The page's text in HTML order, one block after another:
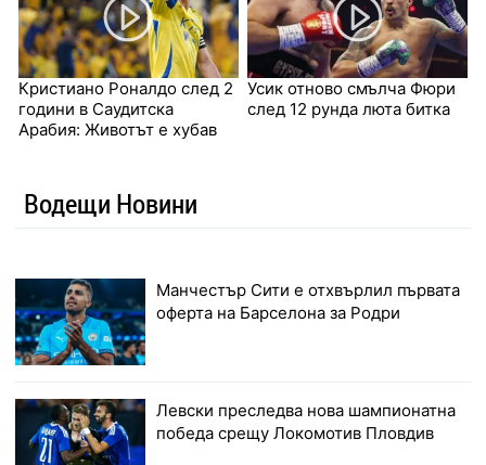
Кристиано Роналдо след 2
години в Саудитска
Арабия: Животът е хубав
Усик отново смълча Фюри
след 12 рунда люта битка
Водещи Новини
Манчестър Сити е отхвърлил първата
оферта на Барселона за Родри
Левски преследва нова шампионатна
победа срещу Локомотив Пловдив